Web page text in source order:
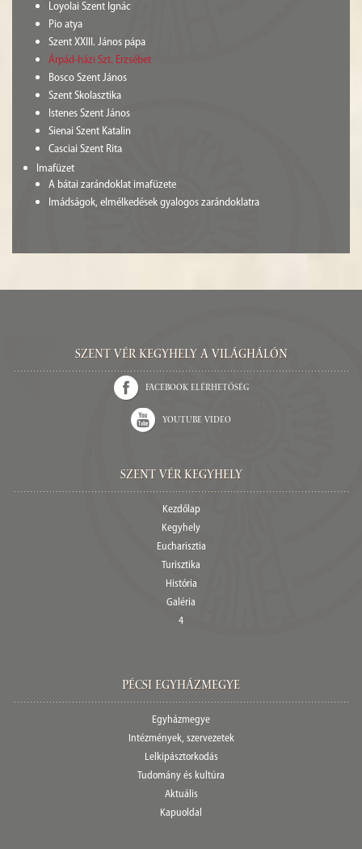
Loyolai Szent Ignác
Pio atya
Szent XXIII. János pápa
Árpád-házi Szt. Erzsébet
Bosco Szent János
Szent Skolasztika
Istenes Szent János
Sienai Szent Katalin
Casciai Szent Rita
Imafüzet
A bátai zarándoklat imafüzete
Imádságok, elmélkedések gyalogos zarándoklatra
Szent Vér kegyhely a világhálón
Facebook elérhetőség
Youtube video
Szent Vér Kegyhely
Kezdőlap
Kegyhely
Eucharisztia
Turisztika
História
Galéria
4
Pécsi egyházmegye
Egyházmegye
Intézmények, szervezetek
Lelkipásztorkodás
Tudomány és kultúra
Aktuális
Kapuoldal